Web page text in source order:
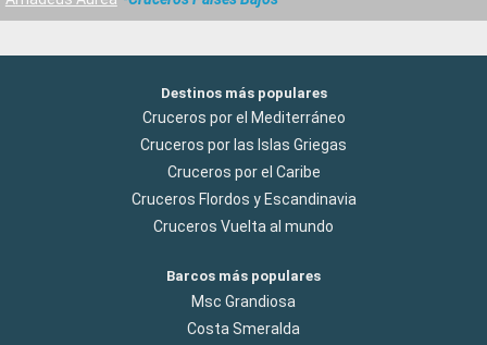
Destinos más populares
Cruceros por el Mediterráneo
Cruceros por las Islas Griegas
Cruceros por el Caribe
Cruceros Flordos y Escandinavia
Cruceros Vuelta al mundo
Barcos más populares
Msc Grandiosa
Costa Smeralda